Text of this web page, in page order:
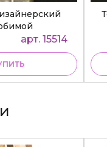
арт. 15514